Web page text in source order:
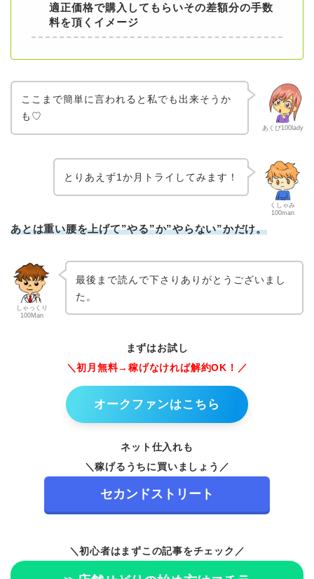
適正価格で購入してもらいその差額分の手数
料を頂くイメージ
あくび100lady
ここまで簡単に言われると私でも出来そうか
も♡
くしゃみ
100man
とりあえず1か月トライしてみます！
あとは重い腰を上げて”やる”か”やらない”かだけ。
しゃっくり
100Man
最後まで読んで下さりありがとうございまし
た。
まずはお試し
＼初月無料→稼げなければ解約OK！／
オークファンはこちら
ネット仕入れも
＼稼げるうちに買いましょう／
セカンドストリート
＼初心者はまずこの記事をチェック／